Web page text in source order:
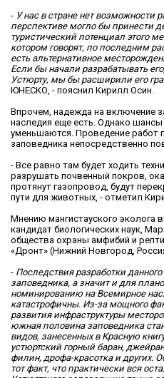
- У нас в стране нет возможности
перспективе могло бы принести
туристический потенциал этого
котором говорят, по последним
есть альтернативное
Если бы начали разрабатывать
Устюрту, мы бы расширили его
ЮНЕСКО, - пояснил Кирилл Осин.
Впрочем, надежда на включение
наследия еще есть. Однако шансы
уменьшаются. Проведение работ
заповедника непосредственно
- Все равно там будет ходить
разрушать почвенный покров,
протянут газопровод, будут
пути для животных, - отметил
Мнению мангистауского эколога
кандидат биологических наук,
общества охраны амфибий и
«Дронт» (Нижний Новгород,
- Последствия разработки
заповедника, а значит и для
номинированию на Всемирное
катастрофичны. Из-за мощного
развития инфраструктуры
южная половина заповедника
видов, занесенных в Красную
устюртский горный баран,
филин, дрофа-красотка и других.
тот факт, что практически вся